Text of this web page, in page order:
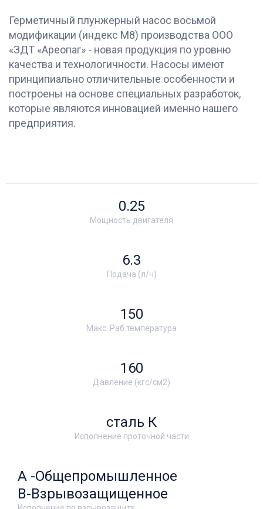
Герметичный плунжерный насос восьмой
модификации (индекс М8) производства ООО
«ЗДТ «Ареопаг» - новая продукция по уровню
качества и технологичности. Насосы имеют
принципиально отличительные особенности и
построены на основе специальных разработок,
которые являются инновацией именно нашего
предприятия.
Мощность двигателя
0.25
Подача (л/ч)
6.3
Макс. Раб.температура
150
Давление (кгс/см2)
160
Исполнение проточной части
сталь К
А -Общепромышленное
В-Взрывозащищенное